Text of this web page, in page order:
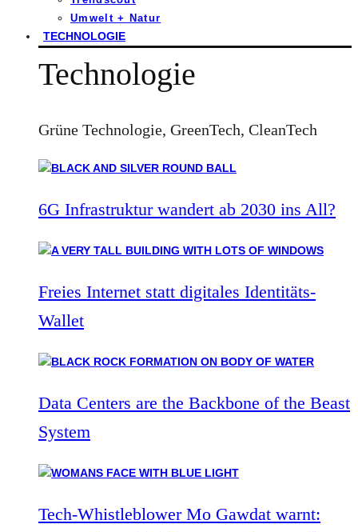
Umwelt + Natur
TECHNOLOGIE
Technologie
Grüne Technologie, GreenTech, CleanTech
6G Infrastruktur wandert ab 2030 ins All?
Freies Internet statt digitales Identitäts-
Wallet
Data Centers are the Backbone of the Beast
System
Tech-Whistleblower Mo Gawdat warnt: